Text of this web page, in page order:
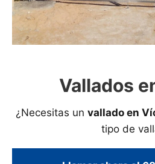
Vallados
¿Necesitas un vallado en
tipo de